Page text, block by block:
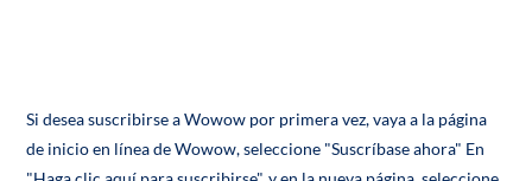
Si desea suscribirse a Wowow por primera vez, vaya a la página
de inicio en línea de Wowow, seleccione "Suscríbase ahora" En